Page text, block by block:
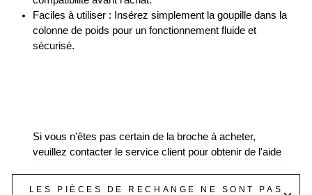
Faciles à utiliser : Insérez simplement la goupille dans la
colonne de poids pour un fonctionnement fluide et
sécurisé.
Si vous n'êtes pas certain de la broche à acheter,
veuillez contacter le service client pour obtenir de l'aide
LES PIÈCES DE RECHANGE NE SONT PAS